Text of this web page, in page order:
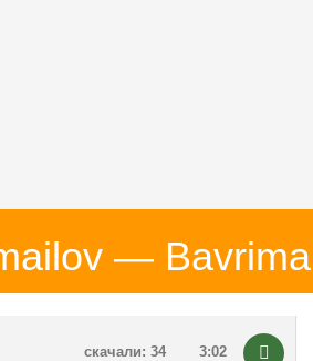
— Bavrima
3:02
скачали: 34